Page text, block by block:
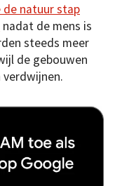
de natuur stap
nadat de mens is
steeds meer
de gebouwen